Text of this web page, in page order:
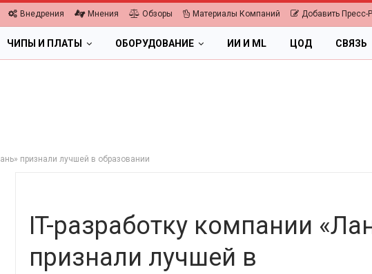
Внедрения Мнения Обзоры Материалы Компаний Добавить Пресс-
ЧИПЫ И ПЛАТЫ ОБОРУДОВАНИЕ ИИ И ML ЦОД СВЯЗЬ
признали лучшей в образовании
IT-разработку компании
признали лучшей в